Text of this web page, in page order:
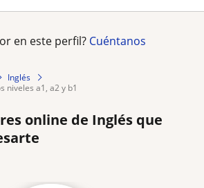
en este perfil? Cuéntanos
Inglés
niveles a1, a2 y b1
online de Inglés que